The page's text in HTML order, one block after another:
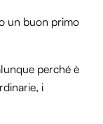
un buon primo
perché è
i